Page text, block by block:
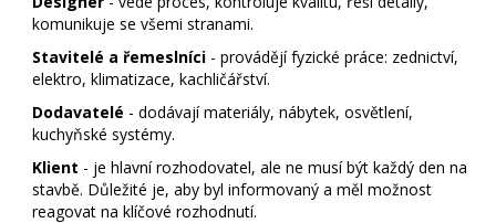
komunikuje se všemi stranami.
Stavitelé a řemeslníci - provádějí fyzické práce: zednictví,
elektro, klimatizace, kachličářství.
Dodavatelé - dodávají materiály, nábytek, osvětlení,
kuchyňské systémy.
Klient - je hlavní rozhodovatel, ale ne musí být každý den na
stavbě. Důležité je, aby byl informovaný a měl možnost
reagovat na klíčové rozhodnutí.